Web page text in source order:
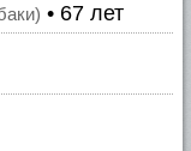
• 67 лет